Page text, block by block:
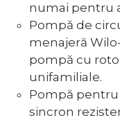
numai pentru
Pompă de
menajeră
pompă cu
unifamiliale.
Pompă
sincron